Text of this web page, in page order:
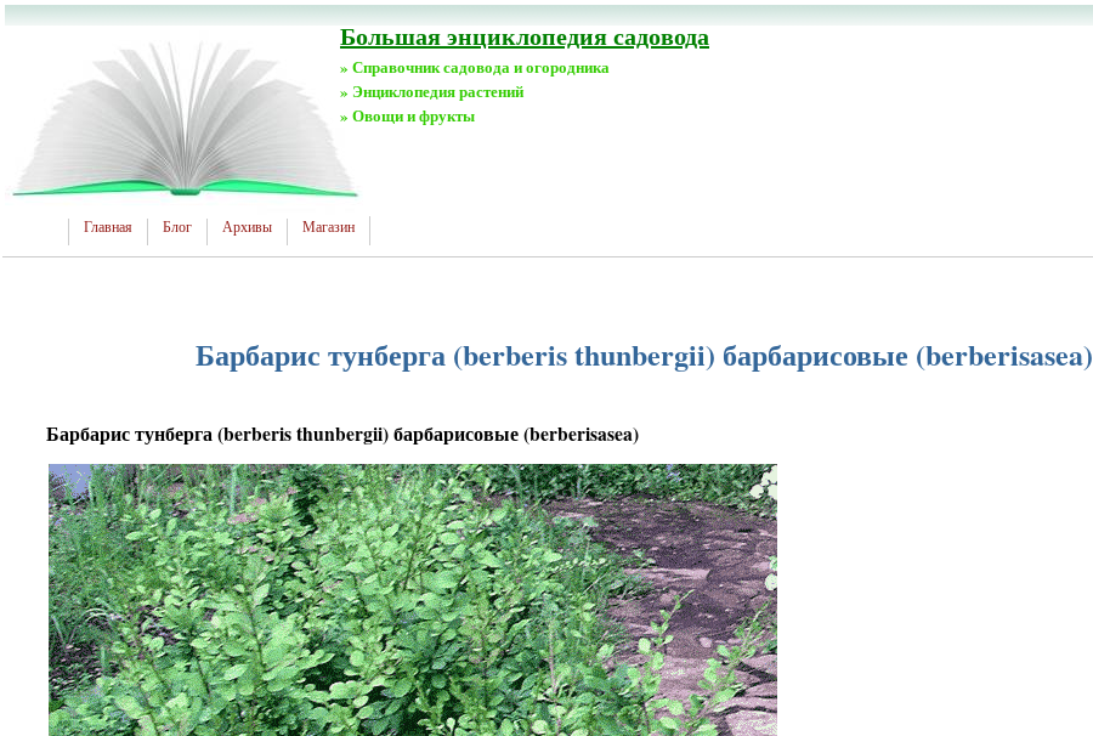
Большая энциклопедия садовода
» Справочник садовода и огородника
» Энциклопедия растений
» Овощи и фрукты
Главная Блог Архивы Магазин
Барбарис тунберга (berberis thunbergii) барбарисовые (berberisasea)
Барбарис тунберга (berberis thunbergii) барбарисовые (berberisasea)